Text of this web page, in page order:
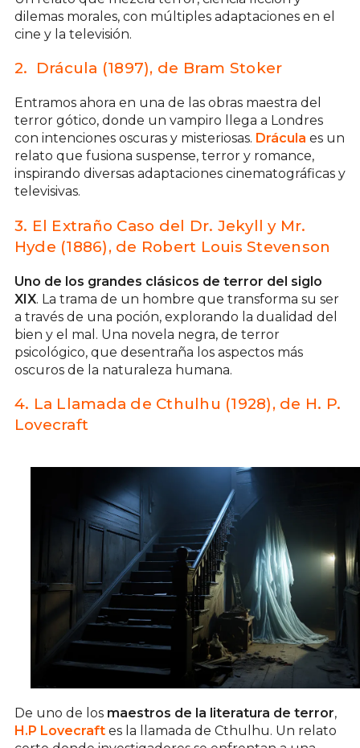
dilemas morales, con múltiples adaptaciones en el
cine y la televisión.
2. Drácula (1897), de Bram Stoker
Entramos ahora en una de las obras maestra del
terror gótico, donde un vampiro llega a Londres
con intenciones oscuras y misteriosas. Drácula es un
relato que fusiona suspense, terror y romance,
inspirando diversas adaptaciones cinematográficas y
televisivas.
3. El Extraño Caso del Dr. Jekyll y Mr.
Hyde (1886), de Robert Louis Stevenson
Uno de los grandes clásicos de terror del siglo
XIX. La trama de un hombre que transforma su ser
a través de una poción, explorando la dualidad del
bien y el mal. Una novela negra, de terror
psicológico, que desentraña los aspectos más
oscuros de la naturaleza humana.
4. La Llamada de Cthulhu (1928), de H. P.
Lovecraft
De uno de los maestros de la literatura de terror,
H.P Lovecraftes la llamada de Cthulhu. Un relato